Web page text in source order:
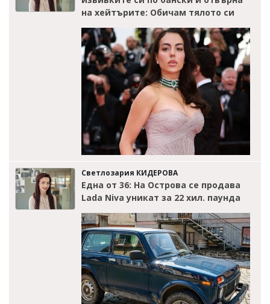
на хейтърите: Обичам тялото си
Светлозария КИДЕРОВА
Една от 36: На Острова се продава
Lada Niva уникат за 22 хил. паунда